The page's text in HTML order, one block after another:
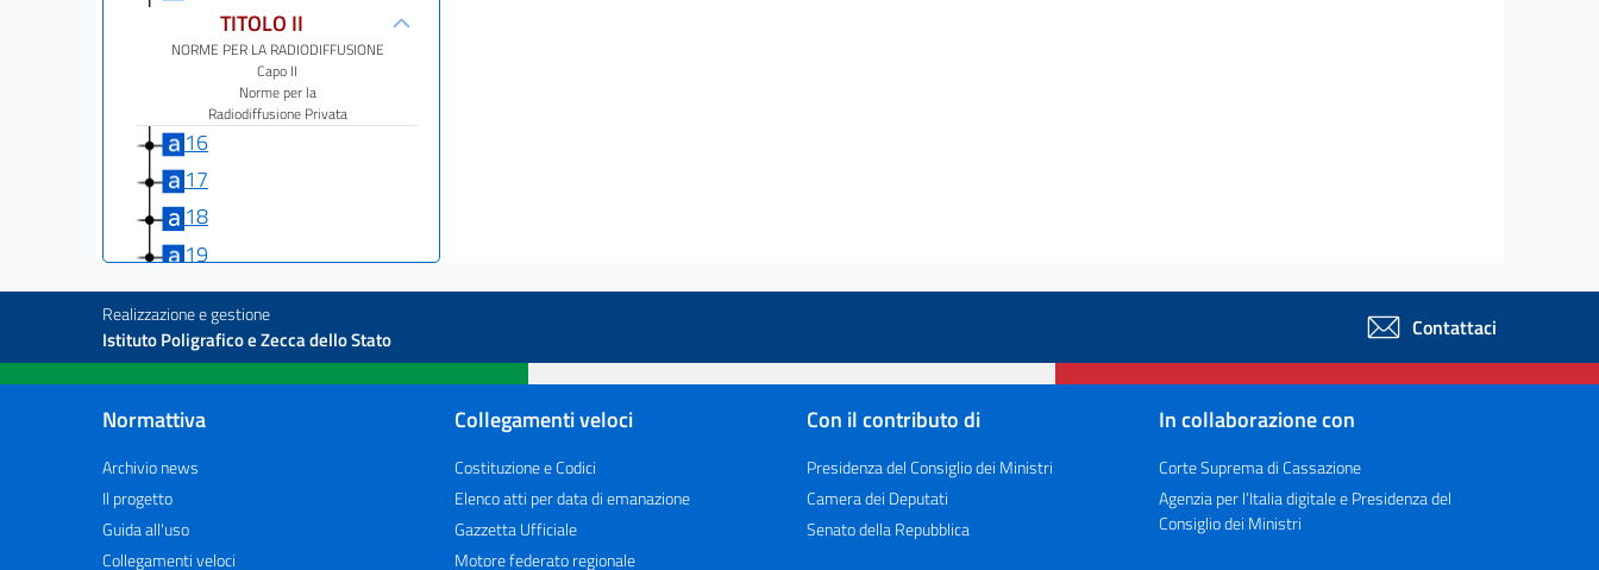
TITOLO II
NORME PER LA RADIODIFFUSIONE
Capo II
Norme per la
Radiodiffusione Privata
16
17
18
19
20
21
22
24
NORME PER LA RADIODIFFUSIONE
Realizzazione e gestione
Istituto Poligrafico e Zecca dello Stato Contattaci
Normattiva
Archivio news
Il progetto
Guida all'uso
Collegamenti veloci
Collegamenti veloci
Costituzione e Codici
Elenco atti per data di emanazione
Gazzetta Ufficiale
Motore federato regionale
Con il contributo di
Presidenza del Consiglio dei Ministri
Camera dei Deputati
Senato della Repubblica
In collaborazione con
Corte Suprema di Cassazione
Agenzia per l’Italia digitale e Presidenza del
Consiglio dei Ministri